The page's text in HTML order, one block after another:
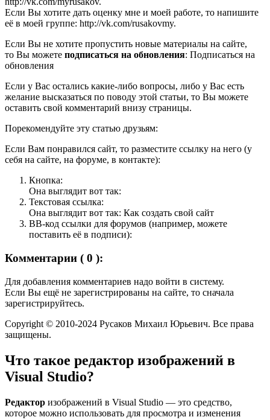
Если Вы хотите дать оценку мне и моей работе, то напишите
её в моей группе: http://vk.com/rusakovmy.
Если Вы не хотите пропустить новые материалы на сайте,
то Вы можете подписаться на обновления: Подписаться на
обновления
Если у Вас остались какие-либо вопросы, либо у Вас есть
желание высказаться по поводу этой статьи, то Вы можете
оставить свой комментарий внизу страницы.
Порекомендуйте эту статью друзьям:
Если Вам понравился сайт, то разместите ссылку на него (у
себя на сайте, на форуме, в контакте):
Кнопка:
Она выглядит вот так:
Текстовая ссылка:
Она выглядит вот так: Как создать свой сайт
BB-код ссылки для форумов (например, можете
поставить её в подписи):
Комментарии ( 0 ):
Для добавления комментариев надо войти в систему.
Если Вы ещё не зарегистрированы на сайте, то сначала
зарегистрируйтесь.
Copyright © 2010-2024 Русаков Михаил Юрьевич. Все права
защищены.
Что такое редактор изображений в
Visual Studio?
Редактор изображений в Visual Studio — это средство,
которое можно использовать для просмотра и изменения